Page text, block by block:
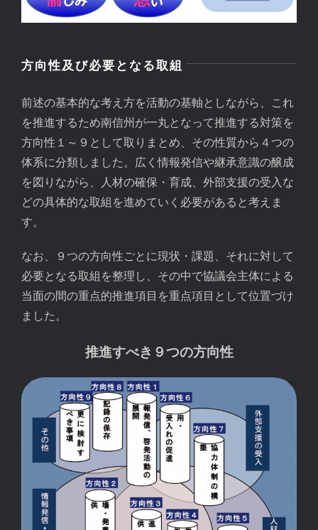
方向性及び必要となる取組
前述の基本的な考え方を活動の基軸としながら、これ
を推進するため南信州が一丸となって推進する対策を
方向性１～９として取りまとめ、その性質から４つの
体系に分類しました。広く情報発信や継承意識の醸成
を図りながら、人材の確保・育成、外部支援の受入な
どの具体的な取組を進めていく必要があると考えま
す。
なお、９つの方向性ごとに現状・課題、それに対して
必要となる取組を整理し、その中で協議会主体による
当面の間の重点的推進項目を重点項目として位置づけ
ました。
推進すべき９つの方向性